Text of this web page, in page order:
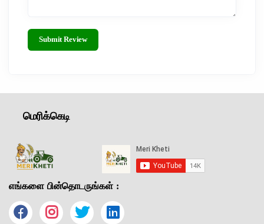
Submit Review
மெரிக்கெடி
எங்களை பின்தொடருங்கள் :